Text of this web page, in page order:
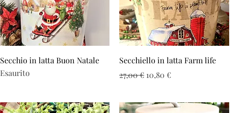
Vista rapida
Secchio in latta Buon Natale
Esaurito
Vista rapida
Secchiello in latta Farm life
Prezzo regolare
27,00 € Prezzo scontato
10,80 €